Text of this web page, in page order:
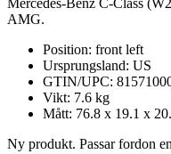
AMG.
Position: front left
Ursprungsland: US
GTIN/UPC:
Vikt: 7.6 kg
Mått: 76.8 x 19.1 x
Ny produkt. Passar fordon